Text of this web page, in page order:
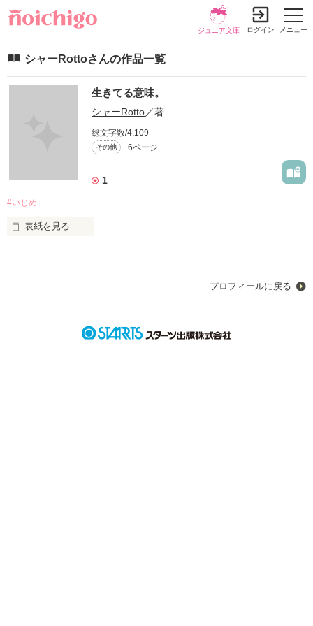
メニュー
ジュニア文庫 ログイン
シャーRottoさんの作品一覧
生きてる意味。
シャーRotto／著
総文字数/4,109
その他 6ページ
1
#いじめ
表紙を見る
プロフィールに戻る